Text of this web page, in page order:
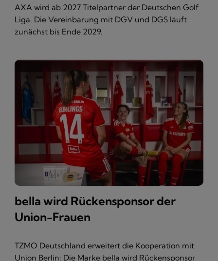
AXA wird ab 2027 Titelpartner der Deutschen Golf
Liga. Die Vereinbarung mit DGV und DGS läuft
zunächst bis Ende 2029.
bella wird Rückensponsor der
Union-Frauen
TZMO Deutschland erweitert die Kooperation mit
Union Berlin: Die Marke bella wird Rückensponsor